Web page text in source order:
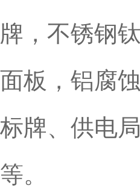
牌，不锈钢
面板，铝腐
标牌、供电
等。